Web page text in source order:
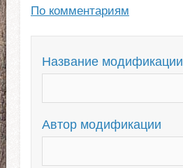
По комментариям
Название модификации
Автор модификации